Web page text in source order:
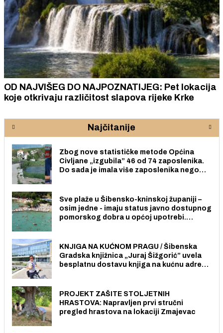
OD NAJVIŠEG DO NAJPOZNATIJEG: Pet lokacija
koje otkrivaju različitost slapova rijeke Krke
Najčitanije
Zbog nove statističke metode Općina
Civljane „izgubila” 46 od 74 zaposlenika.
Do sada je imala više zaposlenika nego
Sve plaže u Šibensko-kninskoj županiji –
osim jedne - imaju status javno dostupnog
pomorskog dobra u općoj upotrebi.
KNJIGA NA KUĆNOM PRAGU / Šibenska
Gradska knjižnica „Juraj Šižgorić” uvela
besplatnu dostavu knjiga na kućnu adresu
PROJEKT ZAŠITE STOLJETNIH
HRASTOVA: Napravljen prvi stručni
pregled hrastova na lokaciji Zmajevac